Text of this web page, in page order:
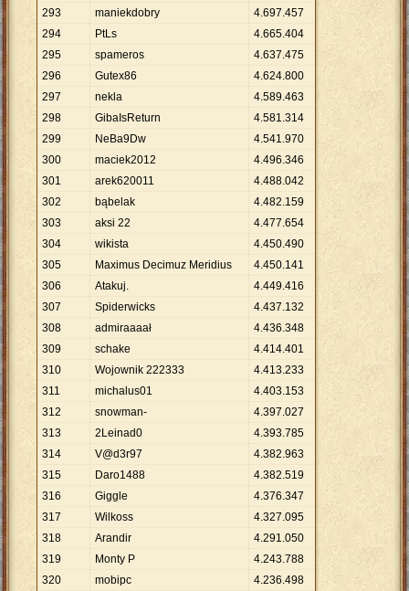
293 maniekdobry 4.697.457
294
PtLs 4.665.404
295
spameros 4.637.475
296
Gutex86 4.624.800
297
nekla 4.589.463
298
GibaIsReturn 4.581.314
299
NeBa9Dw 4.541.970
300
maciek2012 4.496.346
301
arek620011 4.488.042
302
bąbelak 4.482.159
303
aksi 22 4.477.654
304
wikista 4.450.490
305
Maximus Decimuz Meridius 4.450.141
306
Atakuj. 4.449.416
307
Spiderwicks 4.437.132
308
admiraaaał 4.436.348
309
schake 4.414.401
310
Wojownik 222333 4.413.233
311
michalus01 4.403.153
312
snowman- 4.397.027
313
2Leinad0 4.393.785
314
V@d3r97 4.382.963
315
Daro1488 4.382.519
316
Giggle 4.376.347
317
Wilkoss 4.327.095
318
Arandir 4.291.050
319
Monty P 4.243.788
320
mobipc 4.236.498